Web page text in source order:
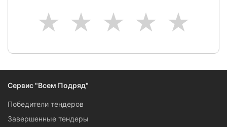
5
4
3
2
1
Сервис "Всем Подряд"
Победители тендеров
Завершенные тендеры